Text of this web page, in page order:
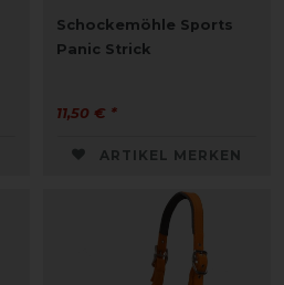
Schockemöhle Sports
Panic Strick
11,50 € *
ARTIKEL MERKEN